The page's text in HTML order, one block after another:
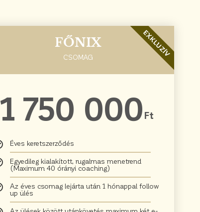
FŐNIX
CSOMAG
1 750 000 Ft
Éves keretszerződés
Egyedileg kialakított, rugalmas menetrend
(Maximum 40 órányi coaching)
Az éves csomag lejárta után 1 hónappal follow
up ülés
EXKLUZÍV